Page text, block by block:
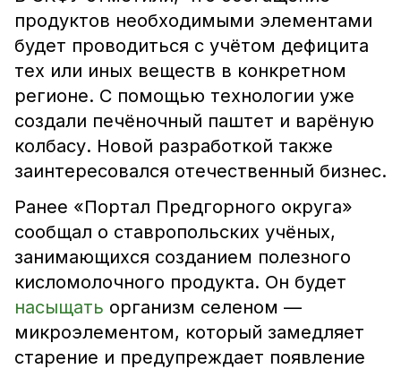
продуктов необходимыми элементами
будет проводиться с учётом дефицита
тех или иных веществ в конкретном
регионе. С помощью технологии уже
создали печёночный паштет и варёную
колбасу. Новой разработкой также
заинтересовался отечественный бизнес.
Ранее «Портал Предгорного округа»
сообщал о ставропольских учёных,
занимающихся созданием полезного
кисломолочного продукта. Он будет
насыщать организм селеном —
микроэлементом, который замедляет
старение и предупреждает появление